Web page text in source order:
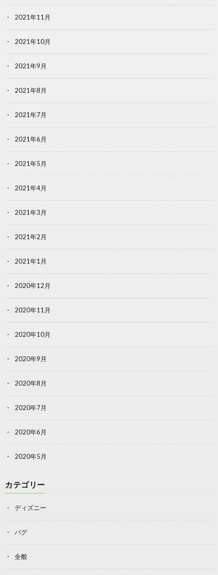
2021年11月
2021年10月
2021年9月
2021年8月
2021年7月
2021年6月
2021年5月
2021年4月
2021年3月
2021年2月
2021年1月
2020年12月
2020年11月
2020年10月
2020年9月
2020年8月
2020年7月
2020年6月
2020年5月
カテゴリー
ディズニー
バグ
全般